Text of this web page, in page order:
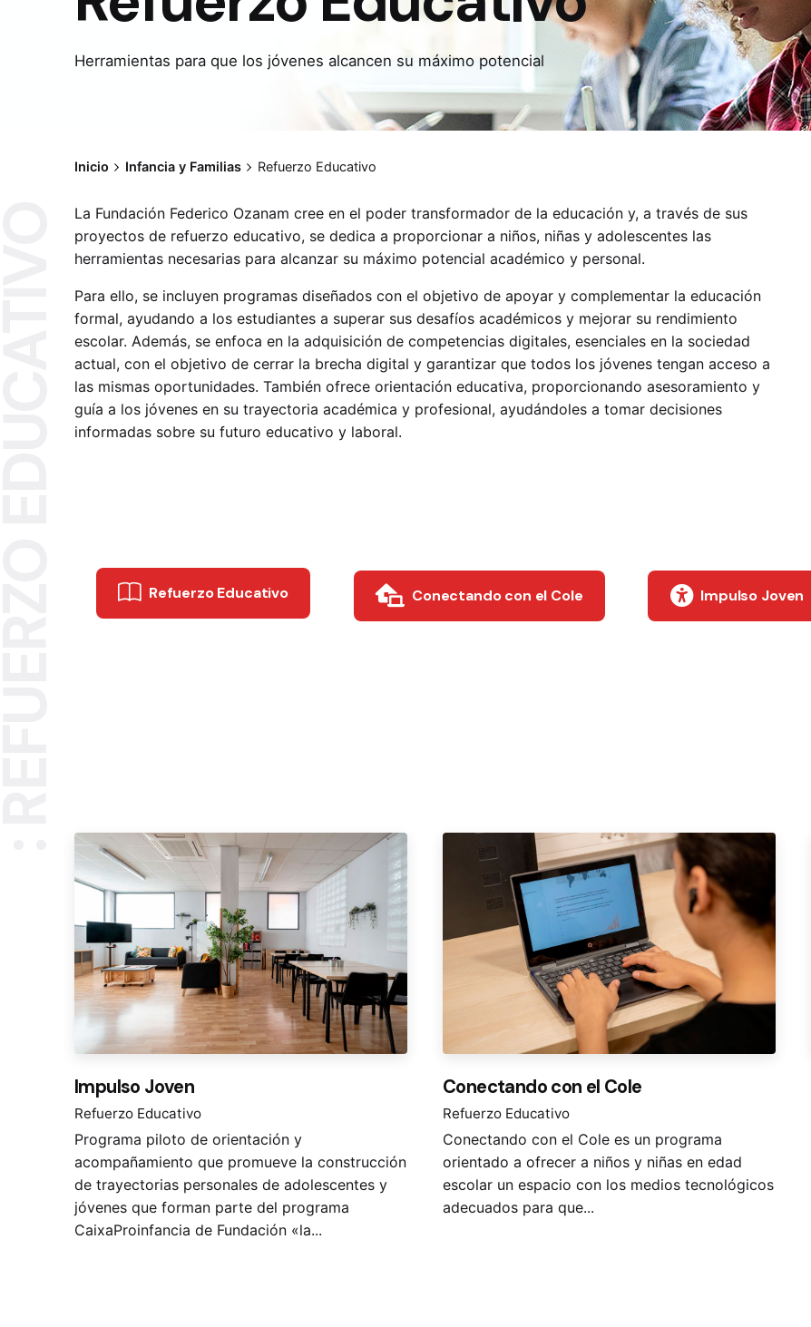
Herramientas para que los jóvenes alcancen su máximo potencial
Inicio Infancia y Familias Refuerzo Educativo
La Fundación Federico Ozanam cree en el poder transformador de la educación y, a través de sus
proyectos de refuerzo educativo, se dedica a proporcionar a niños, niñas y adolescentes las
herramientas necesarias para alcanzar su máximo potencial académico y personal.
Para ello, se incluyen programas diseñados con el objetivo de apoyar y complementar la educación
formal, ayudando a los estudiantes a superar sus desafíos académicos y mejorar su rendimiento
escolar. Además, se enfoca en la adquisición de competencias digitales, esenciales en la sociedad
actual, con el objetivo de cerrar la brecha digital y garantizar que todos los jóvenes tengan acceso a
las mismas oportunidades. También ofrece orientación educativa, proporcionando asesoramiento y
guía a los jóvenes en su trayectoria académica y profesional, ayudándoles a tomar decisiones
informadas sobre su futuro educativo y laboral.
Refuerzo Educativo Conectando con el Cole Impulso Joven
Impulso Joven
Refuerzo Educativo
Programa piloto de orientación y
acompañamiento que promueve la construcción
de trayectorias personales de adolescentes y
jóvenes que forman parte del programa
CaixaProinfancia de Fundación «la...
Conectando con el Cole
Refuerzo Educativo
Conectando con el Cole es un programa
orientado a ofrecer a niños y niñas en edad
escolar un espacio con los medios tecnológicos
adecuados para que...